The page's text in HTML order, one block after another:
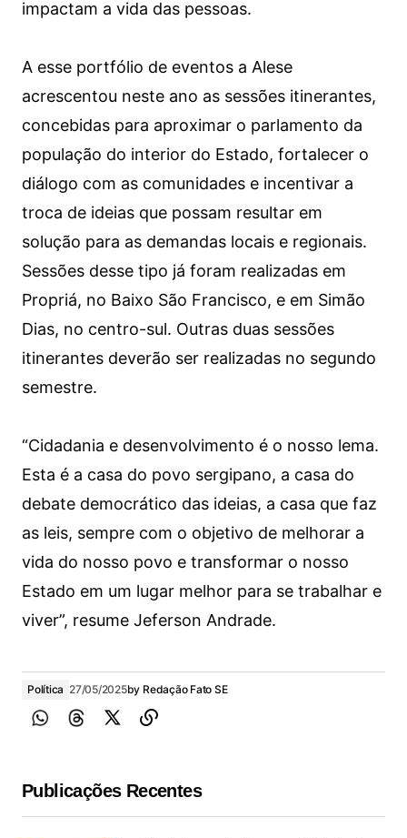
impactam a vida das pessoas.
A esse portfólio de eventos a Alese
acrescentou neste ano as sessões itinerantes,
concebidas para aproximar o parlamento da
população do interior do Estado, fortalecer o
diálogo com as comunidades e incentivar a
troca de ideias que possam resultar em
solução para as demandas locais e regionais.
Sessões desse tipo já foram realizadas em
Propriá, no Baixo São Francisco, e em Simão
Dias, no centro-sul. Outras duas sessões
itinerantes deverão ser realizadas no segundo
semestre.
“Cidadania e desenvolvimento é o nosso lema.
Esta é a casa do povo sergipano, a casa do
debate democrático das ideias, a casa que faz
as leis, sempre com o objetivo de melhorar a
vida do nosso povo e transformar o nosso
Estado em um lugar melhor para se trabalhar e
viver”, resume Jeferson Andrade.
Política 27/05/2025by Redação Fato SE
Publicações Recentes